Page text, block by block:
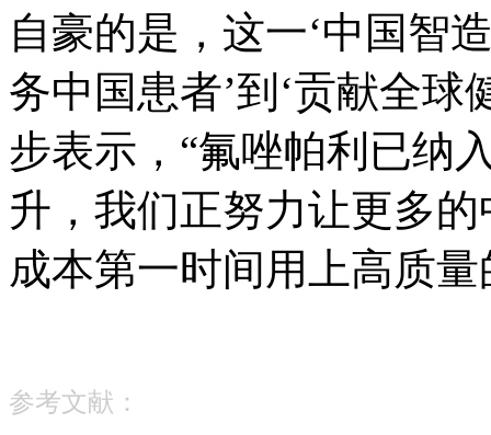
自豪的是，这一‘中国智
务中国患者’到‘贡献全球
步表示，“氟唑帕利已纳
升，我们正努力让更多
成本第一时间用上高质
参考文献：